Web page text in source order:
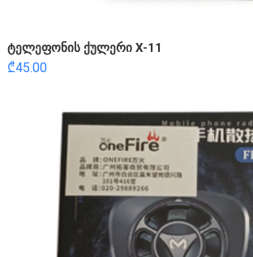
ტელეფონის ქულერი X-11
₾45.00